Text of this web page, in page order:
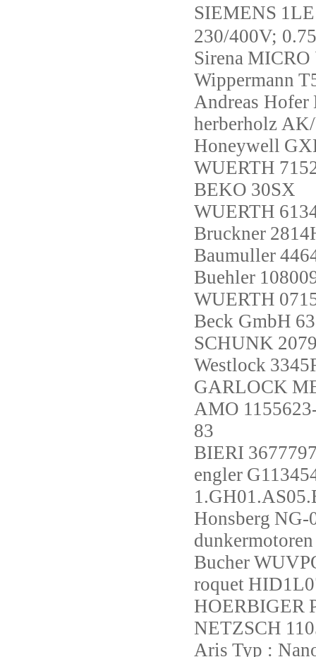
SIEMENS
230/400V;
Sirena MICRO
Wippermann
Andreas Hofer
herberholz AK/
Honeywell
WUERTH
BEKO 30SX
WUERTH
Bruckner
Baumuller
Buehler
WUERTH
Beck GmbH
SCHUNK
Westlock
GARLOCK
AMO
83
BIERI
engler
Honsberg NG-
dunkermotoren
Bucher
roquet
HOERBIGER
NETZSCH
Aris Typ :